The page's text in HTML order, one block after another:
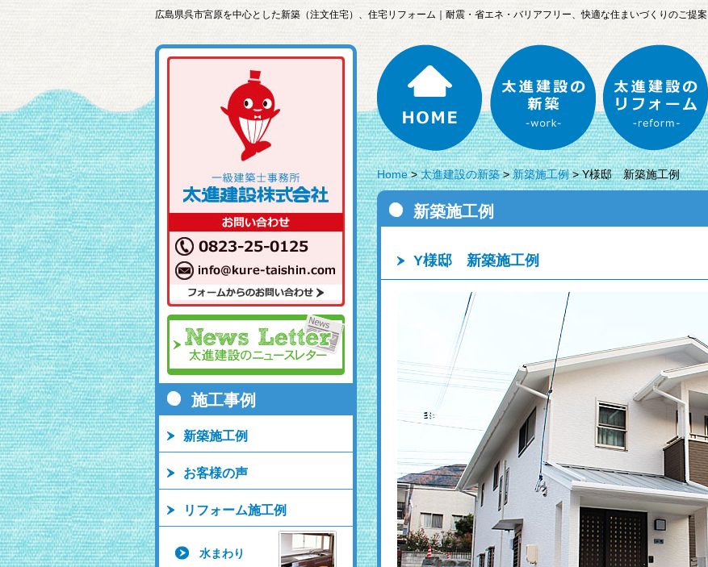
広島県呉市宮原を中心とした新築（注文住宅）、住宅リフォーム｜耐震・省エネ・バリアフリー、快適な住まいづくりのご提案
HOME 太進建設の新築
Home>太進建設の新築>新築施工例> Y様邸 新築施工例
新築施工例
Y様邸 新築施工例
施工事例
新築施工例
お客様の声
リフォーム施工例
水まわり